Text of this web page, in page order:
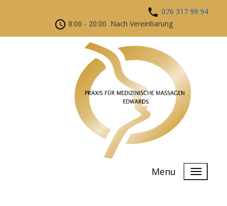
076 317 99 94
8:00 - 20:00 Nach Vereinbarung
Menu